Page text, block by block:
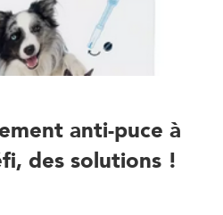
anti-puce à
des solutions !